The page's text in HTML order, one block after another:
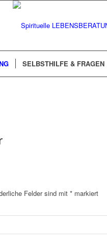
SELBSTHILFE & FRAGEN
Felder sind mit * markiert